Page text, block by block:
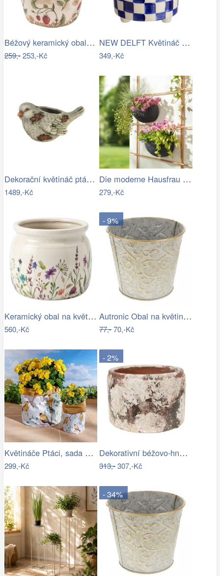
Béžový keramický obal na květináč s…
259,-253,-Kč
NEW DELFT Květináč šachovnice 13,5 cm
349,-Kč
Dekorační květináč pták X3710
1489,-Kč
Die moderne Hausfrau Nástěnný květináč…
279,-Kč
Keramický obal na květináč s lučními…
560,-Kč
- 9%
Autronic Obal na květiny z kovu AB2127
77,-70,-Kč
Květináče Ptáci, sada 2 ks
299,-Kč
- 2%
Dekorativní béžovo-hnědý antik…
313,-307,-Kč
- 34%